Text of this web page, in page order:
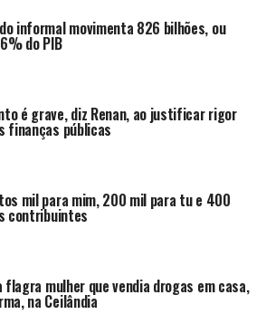
informal movimenta 826 bilhões, ou
do PIB
é grave, diz Renan, ao justificar rigor
finanças públicas
mil para mim, 200 mil para tu e 400
contribuintes
flagra mulher que vendia drogas em casa,
na Ceilândia